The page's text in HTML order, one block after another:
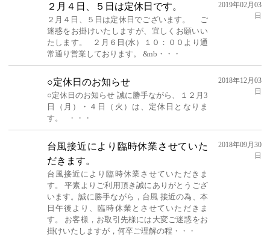
２月４日、５日は定休日です。
２月４日、５日は定休日でございます。 ご
迷惑をお掛けいたしますが、宜しくお願いい
たします。 ２月６日(水）１０：００より通
常通り営業しております。 &nb・・・
2019年02月03
日
○定休日のお知らせ
○定休日のお知らせ 誠に勝手ながら、１２月3
日（月）・４日（火）は、定休日となりま
す。 ・・・
2018年12月03
日
台風接近により臨時休業させていた
だきます。
台風接近により臨時休業させていただきま
す。 平素よりご利用頂き誠にありがとうござ
います。誠に勝手ながら，台風 接近の為、本
日午後より、臨時休業とさせていただきま
す。 お客様，お取引先様には大変ご迷惑をお
掛けいたしますが，何卒ご理解の程・・・
2018年09月30
日